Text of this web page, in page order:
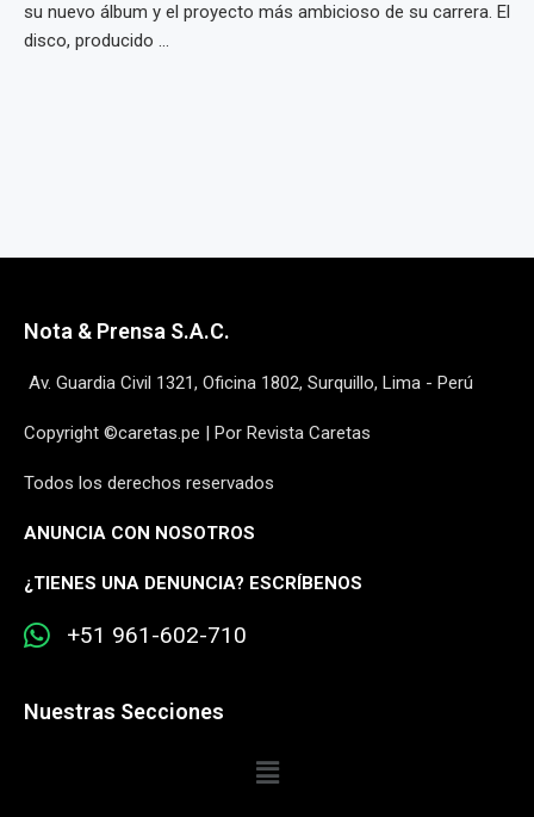
su nuevo álbum y el proyecto más ambicioso de su carrera. El
disco, producido ...
Nota & Prensa S.A.C.
Av. Guardia Civil 1321, Oficina 1802, Surquillo, Lima - Perú
Copyright ©caretas.pe | Por Revista Caretas
Todos los derechos reservados
ANUNCIA CON NOSOTROS
¿TIENES UNA DENUNCIA? ESCRÍBENOS
+51 961-602-710
Nuestras Secciones